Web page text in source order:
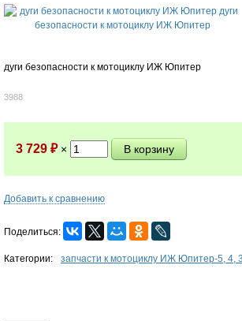
дуги безопасности к мотоциклу ИЖ Юпитер
3988
3 729 ₽ ×
Добавить к сравнению
Поделиться:
Категории: запчасти к мотоциклу ИЖ Юпитер-5, 4,